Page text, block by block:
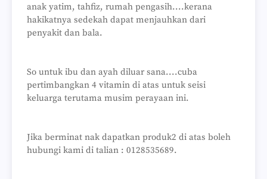
anak yatim, tahfiz, rumah pengasih....kerana
hakikatnya sedekah dapat menjauhkan dari
penyakit dan bala.
So untuk ibu dan ayah diluar sana....cuba
pertimbangkan 4 vitamin di atas untuk seisi
keluarga terutama musim perayaan ini.
Jika berminat nak dapatkan produk2 di atas boleh
hubungi kami di talian : 0128535689.